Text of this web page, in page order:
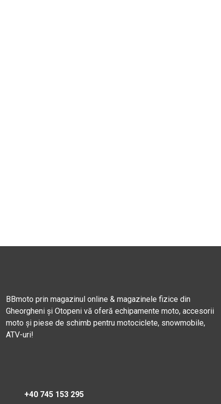
BBmoto prin magazinul online & magazinele fizice din
Gheorgheni și Otopeni vă oferă echipamente moto, accesorii
moto și piese de schimb pentru motociclete, snowmobile,
ATV-uri!
+40 745 153 295